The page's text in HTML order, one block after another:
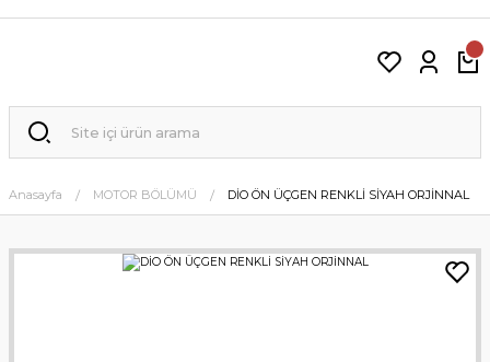
Anasayfa MOTOR BÖLÜMÜ DİO ÖN ÜÇGEN RENKLİ SİYAH ORJİNNAL